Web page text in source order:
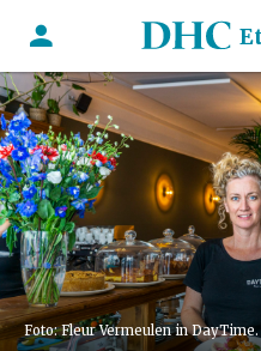
Foto: Fleur Vermeulen in